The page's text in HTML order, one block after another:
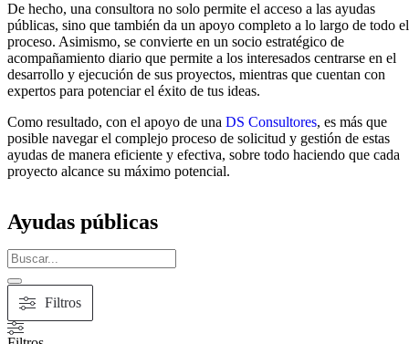
De hecho, una consultora no solo permite el acceso a las ayudas
públicas, sino que también da un apoyo completo a lo largo de todo el
proceso. Asimismo, se convierte en un socio estratégico de
acompañamiento diario que permite a los interesados centrarse en el
desarrollo y ejecución de sus proyectos, mientras que cuentan con
expertos para potenciar el éxito de tus ideas.
Como resultado, con el apoyo de una DS Consultores, es más que
posible navegar el complejo proceso de solicitud y gestión de estas
ayudas de manera eficiente y efectiva, sobre todo haciendo que cada
proyecto alcance su máximo potencial.
Ayudas públicas
Filtros